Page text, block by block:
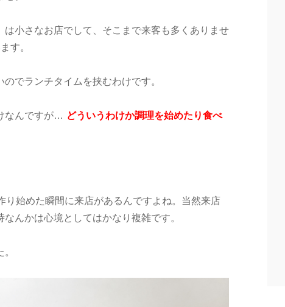
小さなお店でして、そこまで来客も多くありませ
す。
でランチタイムを挟むわけです。
なんですが… どういうわけか調理を始めたり食べ
始めた瞬間に来店があるんですよね。当然来店
んかは心境としてはかなり複雑です。